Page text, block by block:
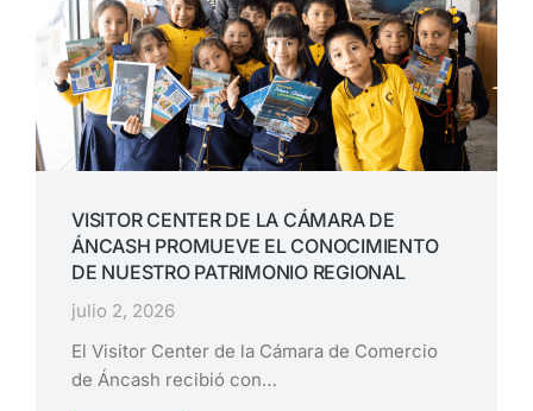
VISITOR CENTER DE LA CÁMARA DE
ÁNCASH PROMUEVE EL CONOCIMIENTO
DE NUESTRO PATRIMONIO REGIONAL
julio 2, 2026
El Visitor Center de la Cámara de Comercio
de Áncash recibió con…